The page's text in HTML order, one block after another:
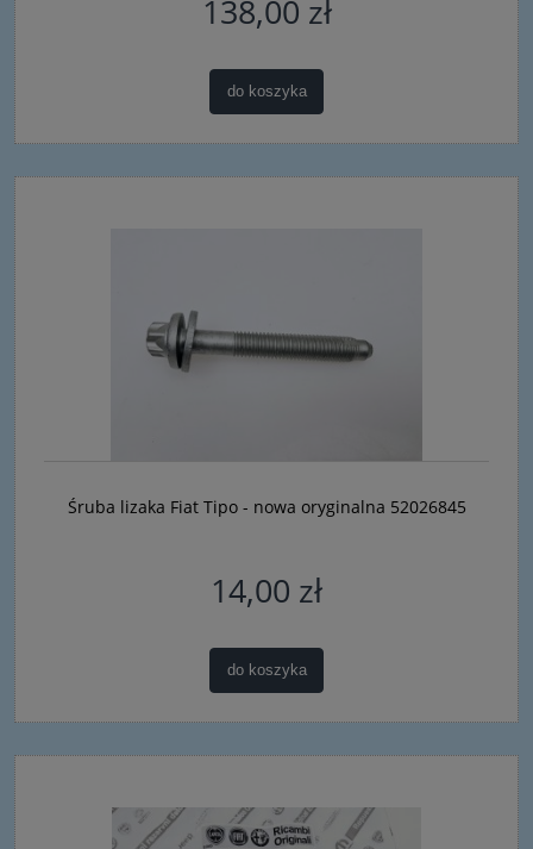
138,00 zł
do koszyka
Śruba lizaka Fiat Tipo - nowa oryginalna 52026845
14,00 zł
do koszyka